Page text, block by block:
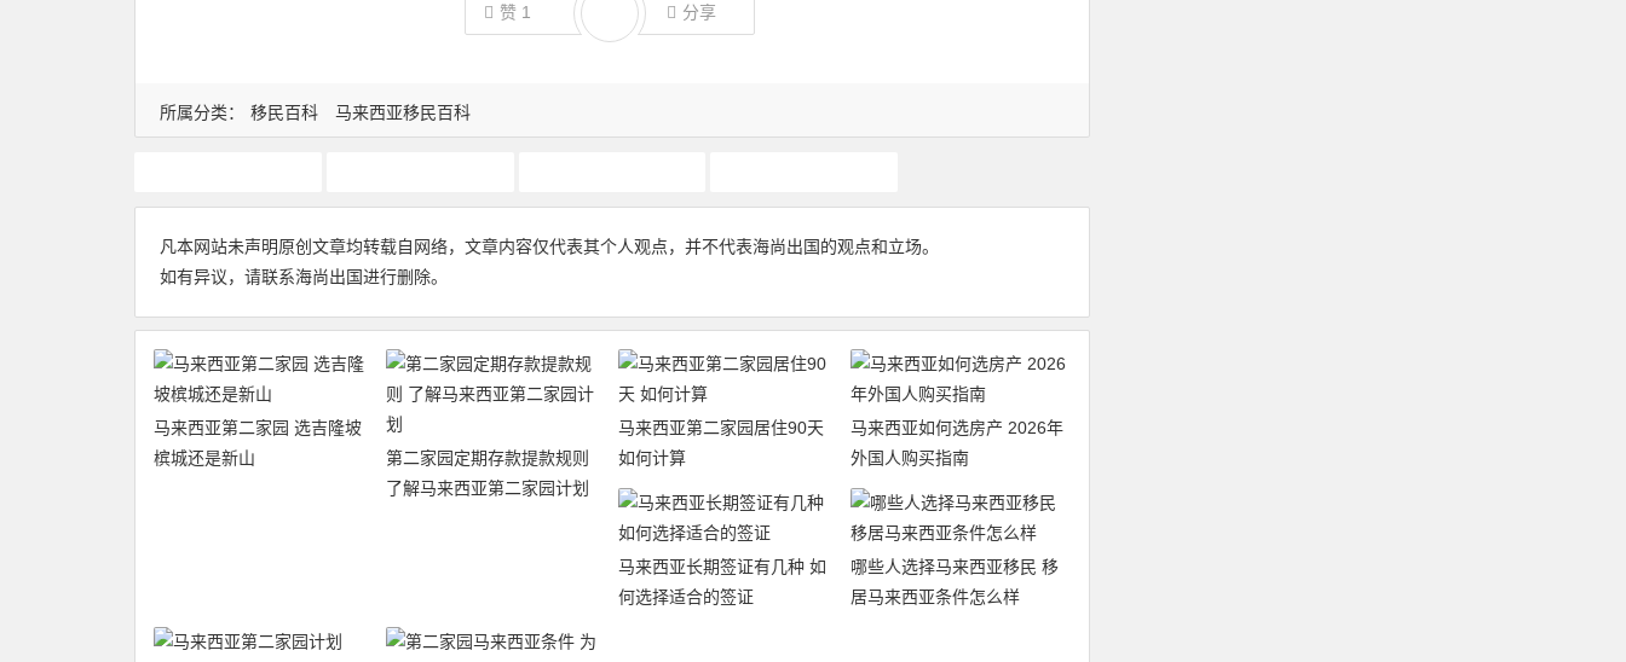
赞 1 分享
所属分类： 移民百科 马来西亚移民百科
凡本网站未声明原创文章均转载自网络，文章内容仅代表其个人观点，并不代表海尚出国的观点和立场。
如有异议，请联系海尚出国进行删除。
马来西亚第二家园 选吉隆坡
槟城还是新山
第二家园定期存款提款规则
了解马来西亚第二家园计划
马来西亚第二家园居住90天
如何计算
马来西亚如何选房产 2026年
外国人购买指南
马来西亚长期签证有几种 如
何选择适合的签证
哪些人选择马来西亚移民 移
居马来西亚条件怎么样